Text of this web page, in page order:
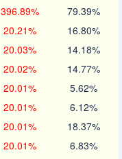
396.89% 79.39%
20.21% 16.80%
20.03% 14.18%
20.02% 14.77%
20.01% 5.62%
20.01% 6.12%
20.01% 18.37%
20.01% 6.83%